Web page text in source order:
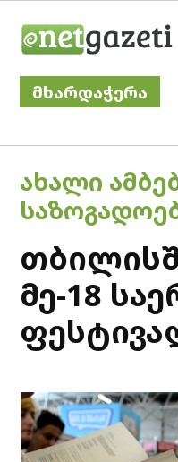
მხარდაჭერა
POSTED
IN
ᲐᲮᲐᲚᲘ
მე-18